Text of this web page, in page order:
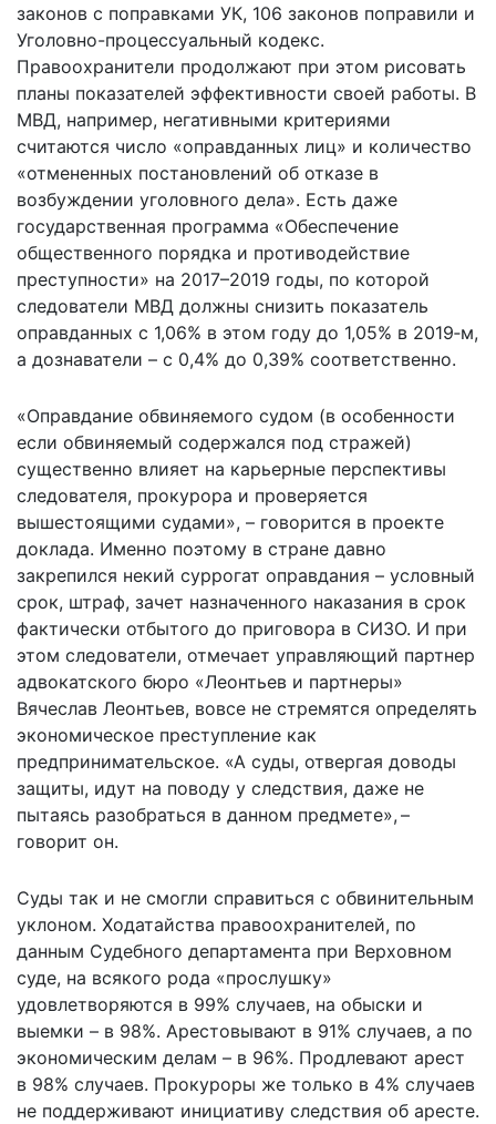
законов с поправками УК, 106 законов поправили и
Уголовно-процессуальный кодекс.
Правоохранители продолжают при этом рисовать
планы показателей эффективности своей работы. В
МВД, например, негативными критериями
считаются число «оправданных лиц» и количество
«отмененных постановлений об отказе в
возбуждении уголовного дела». Есть даже
государственная программа «Обеспечение
общественного порядка и противодействие
преступности» на 2017–2019 годы, по которой
следователи МВД должны снизить показатель
оправданных с 1,06% в этом году до 1,05% в 2019‑м,
а дознаватели – с 0,4% до 0,39% соответственно.
«Оправдание обвиняемого судом (в особенности
если обвиняемый содержался под стражей)
существенно влияет на карьерные перспективы
следователя, прокурора и проверяется
вышестоящими судами», – говорится в проекте
доклада. Именно поэтому в стране давно
закрепился некий суррогат оправдания – условный
срок, штраф, зачет назначенного наказания в срок
фактически отбытого до приговора в СИЗО. И при
этом следователи, отмечает управляющий партнер
адвокатского бюро «Леонтьев и партнеры»
Вячеслав Леонтьев, вовсе не стремятся определять
экономическое преступление как
предпринимательское. «А суды, отвергая доводы
защиты, идут на поводу у следствия, даже не
пытаясь разобраться в данном предмете», –
говорит он.
Суды так и не смогли справиться с обвинительным
уклоном. Ходатайства правоохранителей, по
данным Судебного департамента при Верховном
суде, на всякого рода «прослушку»
удовлетворяются в 99% случаев, на обыски и
выемки – в 98%. Арестовывают в 91% случаев, а по
экономическим делам – в 96%. Продлевают арест
в 98% случаев. Прокуроры же только в 4% случаев
не поддерживают инициативу следствия об аресте.